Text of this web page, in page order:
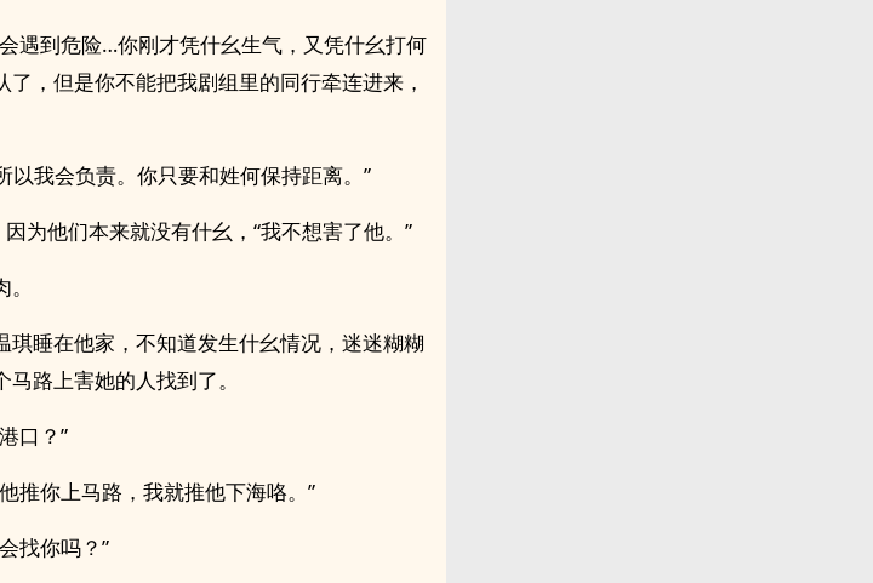
遇到危险…你刚才凭什幺生气，又凭什幺打何
，但是你不能把我剧组里的同行牵连进来，
以我会负责。你只要和姓何保持距离。”
为他们本来就没有什幺，“我不想害了他。”
琪睡在他家，不知道发生什幺情况，迷迷糊糊
路上害她的人找到了。
口？”
推你上马路，我就推他下海咯。”
找你吗？”